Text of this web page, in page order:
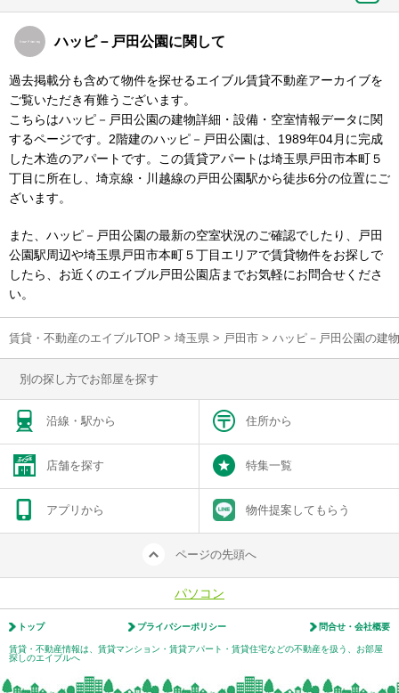
ハッピ－戸田公園に関して
過去掲載分も含めて物件を探せるエイブル賃貸不動産アーカイブを
ご覧いただき有難うございます。
こちらはハッピ－戸田公園の建物詳細・設備・空室情報データに関
するページです。2階建のハッピ－戸田公園は、1989年04月に完成
した木造のアパートです。この賃貸アパートは埼玉県戸田市本町５
丁目に所在し、埼京線・川越線の戸田公園駅から徒歩6分の位置にご
ざいます。
また、ハッピ－戸田公園の最新の空室状況のご確認でしたり、戸田
公園駅周辺や埼玉県戸田市本町５丁目エリアで賃貸物件をお探しで
したら、お近くのエイブル戸田公園店までお気軽にお問合せくださ
い。
賃貸・不動産のエイブルTOP > 埼玉県 > 戸田市 > ハッピ－戸田公園の建
別の探し方でお部屋を探す
沿線・駅から 住所から
店舗を探す 特集一覧
アプリから 物件提案してもらう
ページの先頭へ
パソコン
トップ プライバシーポリシー 問合せ・会社概要
賃貸・不動産情報は、賃貸マンション・賃貸アパート・賃貸住宅などの不動産を扱う、お部屋
探しのエイブルへ